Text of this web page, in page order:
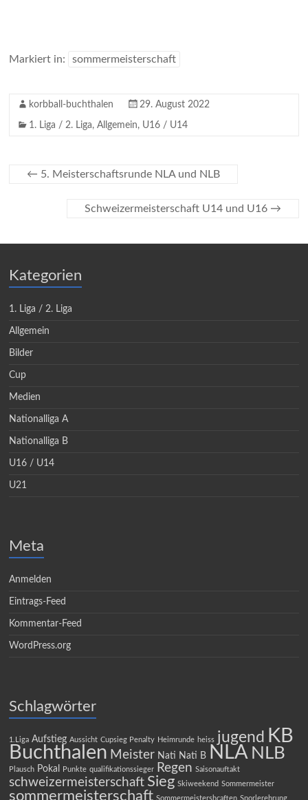
Markiert in: sommermeisterschaft
korbball-buchthalen 29. August 2022
1. Liga / 2. Liga,Allgemein, U16 / U14
← 5. Meisterschaftsrunde NLA und NLB
Schweizermeisterschaft U14 und U16 →
Kategorien
1. Liga / 2. Liga
Allgemein
Bilder
Cup
Medien
Nationalliga A
Nationalliga B
U16 / U14
U21
Meta
Anmelden
Eintrags-Feed
Kommentar-Feed
WordPress.org
Schlagwörter
1.Liga Aufstieg Aussicht Cupsieg Penalty Heimrunde heiss jugend KB
Buchthalen Meister Nati Nati B NLA NLB
Plausch Pokal Punkte qualifikationssieger Regen Saisonauftakt
schweizermeisterschaft Sieg Skiweekend Sommermeister
sommermeisterschaft Sommermeistershcaften Sporlerehrung